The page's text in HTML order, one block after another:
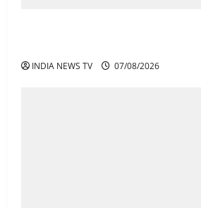
INDIA NEWS TV 07/08/2026